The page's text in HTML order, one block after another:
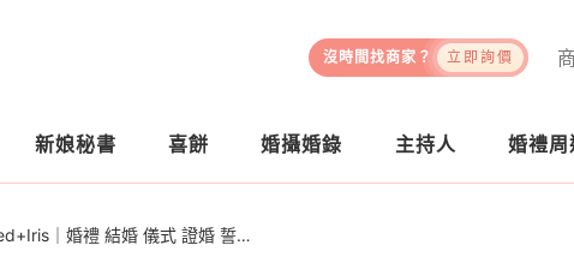
沒時間找商家？ 立即詢價
新娘秘書 喜餅 婚攝婚錄 主持人 婚禮周
1915荷造り場WEDDING Fred+Iris｜婚禮 結婚 儀式 證婚 誓詞 嫁娶 婚攝 婚錄 婚攝迪倫 迪倫是個攝影師